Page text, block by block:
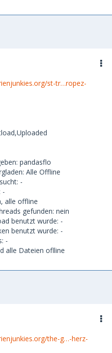
st-tr…ropez-
pandasflo
Alle Offline
-
-
alle offline
gefunden: nein
benutzt wurde: -
benutzt wurde: -
-
alle Dateien oflline
the-g…-herz-